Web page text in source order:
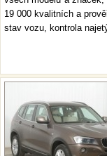
19 000 kvalitních a
stav vozu, kontrola